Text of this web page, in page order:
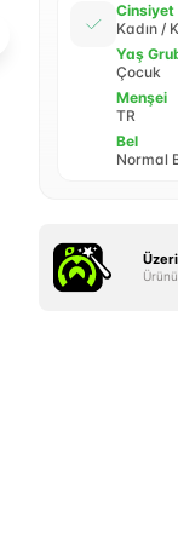
Cinsiyet
Kadın /
Yaş
Çocuk
Menşei
TR
Bel
Normal